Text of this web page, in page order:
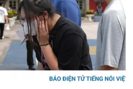
Việt Nam
Phân tích